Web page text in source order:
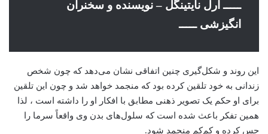
ـــــ ارل نایتینگل – نویسنده و سخنران
انگیزشی ـــــ
این روند و شکل‌گیری چنین اتفاقی نشان می‌دهد که چون شخص
زندانی به خود تلقین کرده بود که منجمد خواهد شد و چون این تلقین
برای او حکم یک تصویر ذهنی مطابق با افکار او را داشته است ، لذا
همین تفکر باعث شده است که سلول‌های بدن وی واقعاً سرما را
حس کرده و کم‌کم منجمد شود.